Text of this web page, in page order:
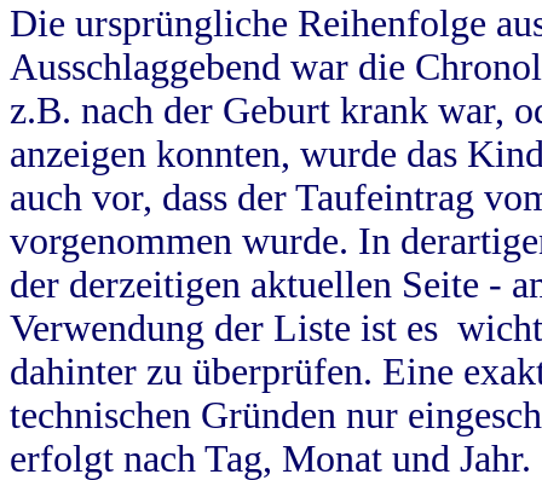
Die ursprüngliche Reihenfolge
Ausschlaggebend war die
z.B. nach der Geburt krank war,
anzeigen konnten, wurde das
auch vor, dass der Taufeintrag
vorgenommen wurde. In
der derzeitigen aktuellen Seite -
Verwendung der Liste ist es
dahinter zu überprüfen. Eine
technischen Gründen nur
erfolgt nach Tag, Monat und Jahr.